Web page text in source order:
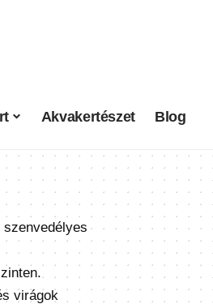
Akvakertészet Blog
virágok